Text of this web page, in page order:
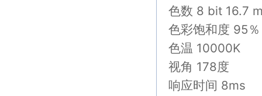
色数 8 bit 16.7
色彩饱和度 95％
色温 10000K
视角 178度
响应时间 8ms